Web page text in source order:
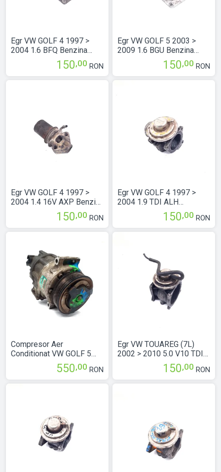
Egr VW GOLF 4 1997 >
2004 1.6 BFQ Benzina
150,00 RON
Egr VW GOLF 4 1997 >
2004 1.4 16V AXP Benzina
150,00 RON
Compresor Aer
Conditionat VW GOLF 5
2003 > 2009 2.0 TDI 16V
BKD Motorina
1K0820803S
550,00 RON
Egr VW GOLF 5 2003 >
2009 1.6 BGU Benzina
150,00 RON
Egr VW GOLF 4 1997 >
2004 1.9 TDI ALH
Motorina 038131501E
150,00 RON
Egr VW TOUAREG (7L)
2002 > 2010 5.0 V10 TDI
AYH Motorina150,00 RON